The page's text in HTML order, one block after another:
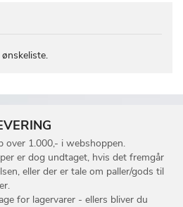
over 1.000,- i webshoppen.
er dog undtaget, hvis det fremgår
eller der er tale om paller/gods til
for lagervarer - ellers bliver du